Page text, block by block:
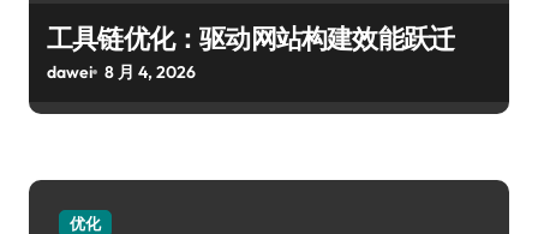
工具链优化：驱动网站构建效能跃迁
dawei 8 月 4, 2026
优化